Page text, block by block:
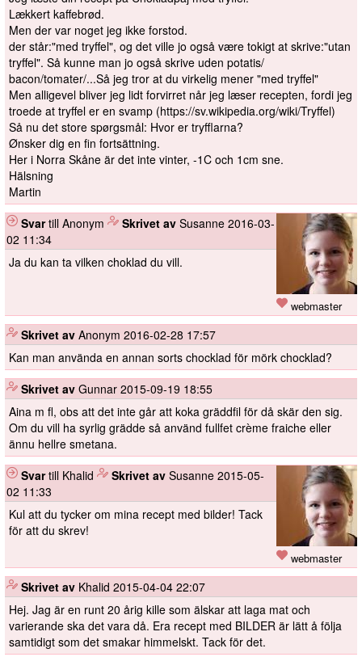
Lækkert kaffebrød.
Men der var noget jeg ikke forstod.
der står:"med tryffel", og det ville jo også være tokigt at skrive:"utan
tryffel". Så kunne man jo også skrive uden potatis/
bacon/tomater/...Så jeg tror at du virkelig mener "med tryffel"
Men alligevel bliver jeg lidt forvirret når jeg læser recepten, fordi jeg
troede at tryffel er en svamp (https://sv.wikipedia.org/wiki/Tryffel)
Så nu det store spørgsmål: Hvor er tryfflarna?
Ønsker dig en fin fortsättning.
Her i Norra Skåne är det inte vinter, -1C och 1cm sne.
Hälsning
Martin
webmaster
Svartill Anonym Skrivet av Susanne 2016-03-
02 11:34
Ja du kan ta vilken choklad du vill.
Skrivet av Anonym 2016-02-28 17:57
Kan man använda en annan sorts chocklad för mörk chocklad?
Skrivet av Gunnar 2015-09-19 18:55
Aina m fl, obs att det inte går att koka gräddfil för då skär den sig.
Om du vill ha syrlig grädde så använd fullfet crème fraiche eller
ännu hellre smetana.
webmaster
Svartill Khalid Skrivet av Susanne 2015-05-
02 11:33
Kul att du tycker om mina recept med bilder! Tack
för att du skrev!
Skrivet av Khalid 2015-04-04 22:07
Hej. Jag är en runt 20 årig kille som älskar att laga mat och
varierande ska det vara då. Era recept med BILDER är lätt å följa
samtidigt som det smakar himmelskt. Tack för det.